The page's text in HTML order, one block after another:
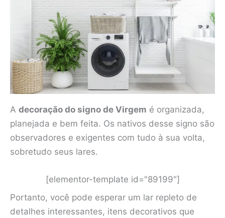
A decoração do signo de Virgem é organizada,
planejada e bem feita. Os nativos desse signo são
observadores e exigentes com tudo à sua volta,
sobretudo seus lares.
[elementor-template id="89199"]
Portanto, você pode esperar um lar repleto de
detalhes interessantes, itens decorativos que